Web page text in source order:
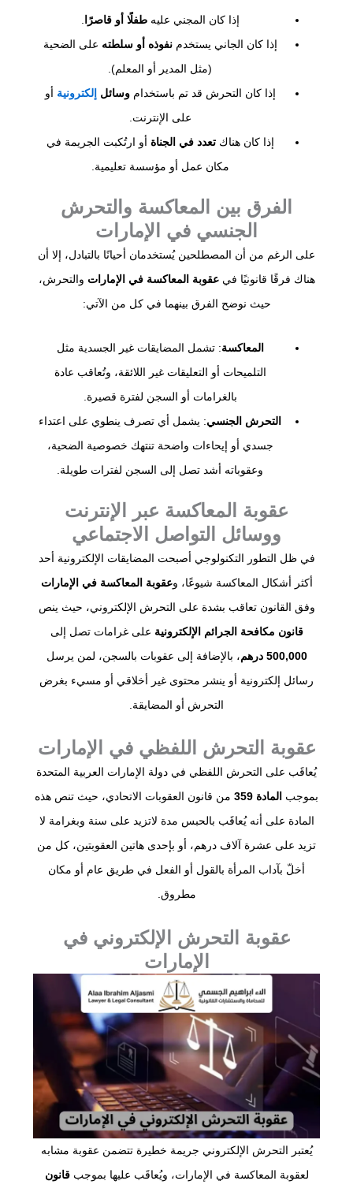
إذا كان المجني عليهطفلًا أو قاصرًا .
إذا كان الجاني يستخدمنفوذه أو سلطته على الضحية
(مثل المدير أو المعلم).
إذا كان التحرش قد تم باستخداموسائل إلكترونية أو
على الإنترنت.
إذا كان هناكتعدد في الجناة أو ارتُكبت الجريمة في
مكان عمل أو مؤسسة تعليمية.
الفرق بين المعاكسة والتحرش
الجنسي في الإمارات
على الرغم من أن المصطلحين يُستخدمان أحيانًا بالتبادل، إلا أن
هناك فرقًا قانونيًا فيعقوبة المعاكسة في الإمارات والتحرش،
حيث نوضح الفرق بينهما في كل من الآتي:
المعاكسة: تشمل المضايقات غير الجسدية مثل
التلميحات أو التعليقات غير اللائقة، وتُعاقب عادة
بالغرامات أو السجن لفترة قصيرة.
التحرش الجنسي: يشمل أي تصرف ينطوي على اعتداء
جسدي أو إيحاءات واضحة تنتهك خصوصية الضحية،
وعقوباته أشد تصل إلى السجن لفترات طويلة.
عقوبة المعاكسة عبر الإنترنت
ووسائل التواصل الاجتماعي
في ظل التطور التكنولوجي أصبحت المضايقات الإلكترونية أحد
أكثر أشكال المعاكسة شيوعًا، وعقوبة المعاكسة في الإمارات
وفق القانون تعاقب بشدة على التحرش الإلكتروني، حيث ينص
قانون مكافحة الجرائم الإلكترونية على غرامات تصل إلى
500,000 درهم
، بالإضافة إلى عقوبات بالسجن، لمن يرسل
رسائل إلكترونية أو ينشر محتوى غير أخلاقي أو مسيء بغرض
التحرش أو المضايقة.
عقوبة التحرش اللفظي في الإمارات
يُعاقَب على التحرش اللفظي في دولة الإمارات العربية المتحدة
بموجب المادة 359
من قانون العقوبات الاتحادي، حيث تنص هذه
المادة على أنه يُعاقَب بالحبس مدة لاتزيد على سنة وبغرامة لا
تزيد على عشرة آلاف درهم، أو بإحدى هاتين العقوبتين، كل من
أخلّ بآداب المرأة بالقول أو الفعل في طريق عام أو مكان
مطروق.
عقوبة التحرش الإلكتروني في
الإمارات
يُعتبر التحرش الإلكتروني جريمة خطيرة تتضمن عقوبة مشابه
لعقوبة المعاكسة في الإمارات، ويُعاقَب عليها بموجبقانون